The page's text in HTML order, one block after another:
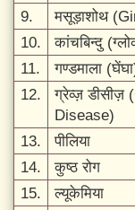
9.
मसूड़ाशोथ
10.
कांचबिन्दु
11.
गण्डमाला
12.
ग्रेव्ज़ डीसीज़
Disease)
13. पीलिया
14.
कुष्ठ रोग
15.
ल्यूकेमिया